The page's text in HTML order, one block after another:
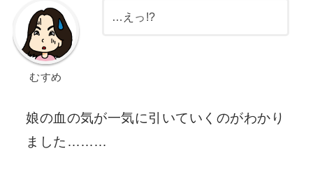
むすめ
…えっ!?
娘の血の気が一気に引いていくのがわかり
ました………